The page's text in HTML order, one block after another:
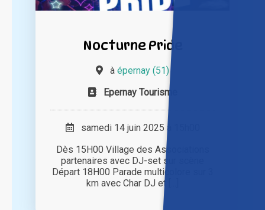
Nocturne Pride
à épernay (51)
Epernay Tourisme
samedi 14 juin 2025 à 15h00
Dès 15H00 Village des Associations
partenaires avec DJ-set sur scène
Départ 18H00 Parade multicolore sur 3
km avec Char DJ et [...]